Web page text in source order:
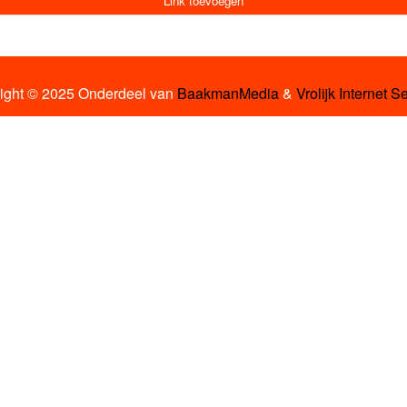
© 2025 Onderdeel van BaakmanMedia& Vrolijk Internet